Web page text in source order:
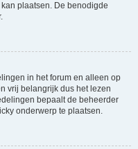
plaatsen. De benodigde
in het forum en alleen op
vrij belangrijk dus het lezen
bepaalt de beheerder
onderwerp te plaatsen.